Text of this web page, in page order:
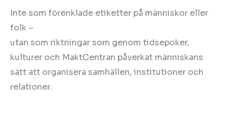
Inte som förenklade etiketter på människor eller
folk –
utan som riktningar som genom tidsepoker,
kulturer och MaktCentran påverkat människans
sätt att organisera samhällen, institutioner och
relationer.